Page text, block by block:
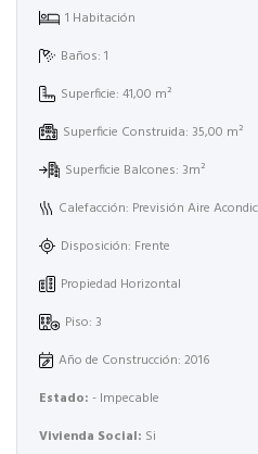
1 Habitación
Baños: 1
Superficie: 41,00 m²
Superficie Construida: 35,00 m²
Superficie Balcones: 3m²
Calefacción: Previsión Aire
Disposición: Frente
Propiedad Horizontal
Piso: 3
Año de Construcción: 2016
Estado: - Impecable
Vivienda Social: Si